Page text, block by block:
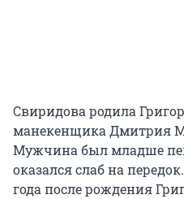
Свиридова родила
манекенщика Дмитрия
Мужчина был младше
оказался слаб на
года после рождения